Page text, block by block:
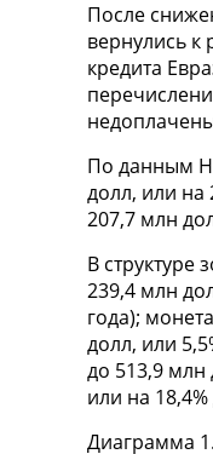
После
вернулись к
кредита
По данным
долл, или на
207,7 млн
В структуре
239,4 млн
года);
долл, или
до 513,9 млн
или на
Диаграмма 1.